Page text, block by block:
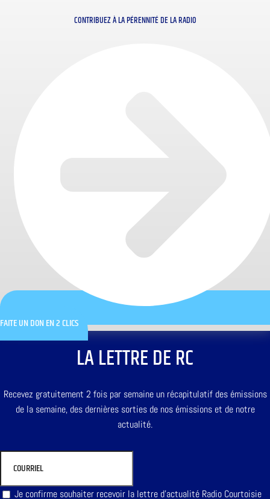
CONTRIBUEZ À LA PÉRENNITÉ DE LA RADIO
FAITE UN DON EN 2 CLICS
LA LETTRE DE RC
Recevez gratuitement 2 fois par semaine un récapitulatif des émissions
de la semaine, des dernières sorties de nos émissions et de notre
actualité.
Je confirme souhaiter recevoir la lettre d'actualité Radio Courtoisie